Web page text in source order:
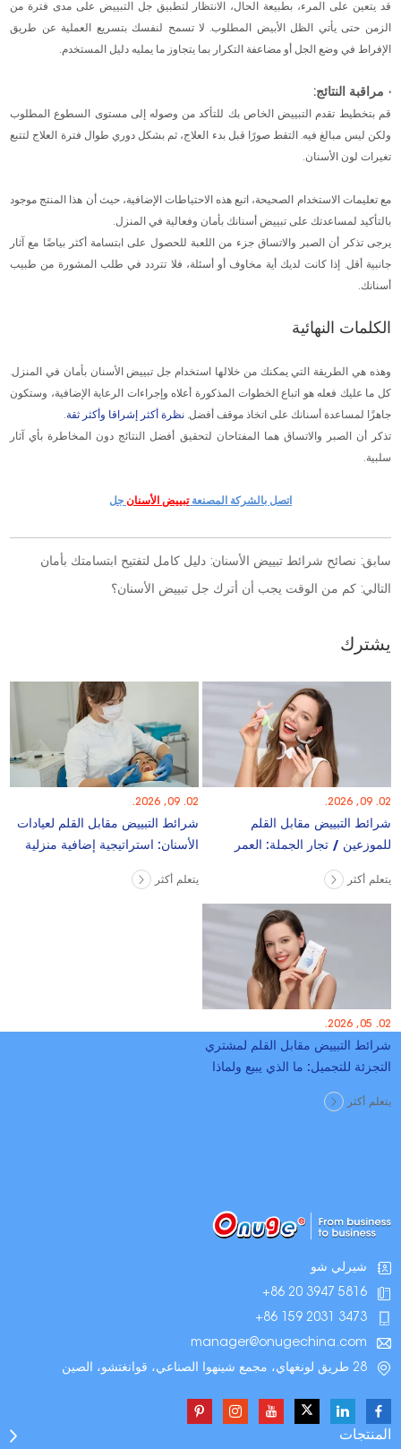
قد يتعين على المرء، بطبيعة الحال، الانتظار لتطبيق جل التبييض على مدى فترة من
الزمن حتى يأتي الظل الأبيض المطلوب. لا تسمح لنفسك بتسريع العملية عن طريق
الإفراط في وضع الجل أو مضاعفة التكرار بما يتجاوز ما يمليه دليل المستخدم.
· مراقبة النتائج:
قم بتخطيط تقدم التبييض الخاص بك للتأكد من وصوله إلى مستوى السطوع المطلوب
ولكن ليس مبالغ فيه. التقط صورًا قبل بدء العلاج، ثم بشكل دوري طوال فترة العلاج لتتبع
تغيرات لون الأسنان.
مع تعليمات الاستخدام الصحيحة، اتبع هذه الاحتياطات الإضافية، حيث أن هذا المنتج موجود
بالتأكيد لمساعدتك على تبييض أسنانك بأمان وفعالية في المنزل.
يرجى تذكر أن الصبر والاتساق جزء من اللعبة للحصول على ابتسامة أكثر بياضًا مع آثار
جانبية أقل. إذا كانت لديك أية مخاوف أو أسئلة، فلا تتردد في طلب المشورة من طبيب
أسنانك.
الكلمات النهائية
وهذه هي الطريقة التي يمكنك من خلالها استخدام جل تبييض الأسنان بأمان في المنزل.
كل ما عليك فعله هو اتباع الخطوات المذكورة أعلاه وإجراءات الرعاية الإضافية، وستكون
جاهزًا لمساعدة أسنانك على اتخاذ موقف أفضل.نظرة أكثر إشراقا وأكثر ثقة.
تذكر أن الصبر والاتساق هما المفتاحان لتحقيق أفضل النتائج دون المخاطرة بأي آثار
سلبية.
اتصل بالشركة المصنعةتبييض الأسنان جل
سابق: نصائح شرائط تبييض الأسنان: دليل كامل لتفتيح ابتسامتك بأمان
التالي: كم من الوقت يجب أن أترك جل تبييض الأسنان؟
يشترك
02. 09, 2026.
شرائط التبييض مقابل القلم
للموزعين / تجار الجملة: العمر
الافتراضي ، الشحن ، المطالبات
يتعلم أكثر
02. 09, 2026.
شرائط التبييض مقابل القلم لعيادات
الأسنان: استراتيجية إضافية منزلية
يتعلم أكثر
02. 05, 2026.
شرائط التبييض مقابل القلم لمشتري
التجزئة للتجميل: ما الذي يبيع ولماذا
يتعلم أكثر
شيرلي شو
+86 20 3947 5816
+86 159 2031 3473
manager@onugechina.com
28 طريق لونغهاي، مجمع شينهوا الصناعي، قوانغتشو، الصين
المنتجات